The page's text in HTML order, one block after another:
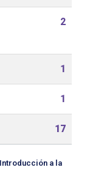
2
1
1
17
a la